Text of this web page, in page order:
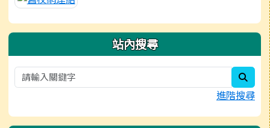
站內搜尋
進階搜尋